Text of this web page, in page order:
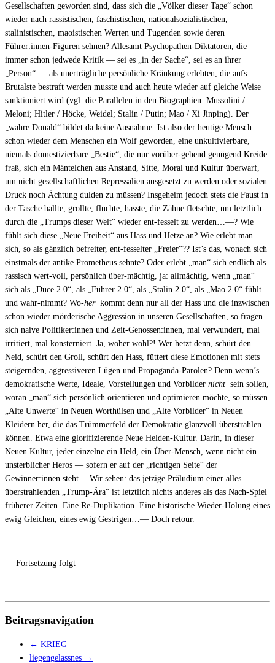
Gesellschaften geworden sind, dass sich die „Völker dieser Tage“ schon
wieder nach rassistischen, faschistischen, nationalsozialistischen,
stalinistischen, maoistischen Werten und Tugenden sowie deren
Führer:innen-Figuren sehnen? Allesamt Psychopathen-Diktatoren, die
immer schon jedwede Kritik — sei es „in der Sache“, sei es an ihrer
„Person“ — als unerträgliche persönliche Kränkung erlebten, die aufs
Brutalste bestraft werden musste und auch heute wieder auf gleiche Weise
sanktioniert wird (vgl. die Parallelen in den Biographien: Mussolini /
Meloni; Hitler / Höcke, Weidel; Stalin / Putin; Mao / Xi Jinping). Der
„wahre Donald“ bildet da keine Ausnahme. Ist also der heutige Mensch
schon wieder dem Menschen ein Wolf geworden, eine unkultivierbare,
niemals domestizierbare „Bestie“, die nur vorüber-gehend genügend Kreide
fraß, sich ein Mäntelchen aus Anstand, Sitte, Moral und Kultur überwarf,
um nicht gesellschaftlichen Repressalien ausgesetzt zu werden oder sozialen
Druck noch Ächtung dulden zu müssen? Insgeheim jedoch stets die Faust in
der Tasche ballte, grollte, fluchte, hasste, die Zähne fletschte, um letztlich
durch die „Trumps dieser Welt“ wieder ent-fesselt zu werden…—? Wie
fühlt sich diese „Neue Freiheit“ aus Hass und Hetze an? Wie erlebt man
sich, so als gänzlich befreiter, ent-fesselter „Freier“?? Ist’s das, wonach sich
einstmals der antike Prometheus sehnte? Oder erlebt „man“ sich endlich als
rassisch wert-voll, persönlich über-mächtig, ja: allmächtig, wenn „man“
sich als „Duce 2.0“, als „Führer 2.0“, als „Stalin 2.0“, als „Mao 2.0“ fühlt
und wahr-nimmt? Wo-herkommt denn nur all der Hass und die inzwischen
schon wieder mörderische Aggression in unseren Gesellschaften, so fragen
sich naive Politiker:innen und Zeit-Genossen:innen, mal verwundert, mal
irritiert, mal konsterniert. Ja, woher wohl?! Wer hetzt denn, schürt den
Neid, schürt den Groll, schürt den Hass, füttert diese Emotionen mit stets
steigernden, aggressiveren Lügen und Propaganda-Parolen? Denn wenn’s
demokratische Werte, Ideale, Vorstellungen und Vorbilder nicht sein sollen,
woran „man“ sich persönlich orientieren und optimieren möchte, so müssen
„Alte Unwerte“ in Neuen Worthülsen und „Alte Vorbilder“ in Neuen
Kleidern her, die das Trümmerfeld der Demokratie glanzvoll überstrahlen
können. Etwa eine glorifizierende Neue Helden-Kultur. Darin, in dieser
Neuen Kultur, jeder einzelne ein Held, ein Über-Mensch, wenn nicht ein
unsterblicher Heros — sofern er auf der „richtigen Seite“ der
Gewinner:innen steht… Wir sehen: das jetzige Präludium einer alles
überstrahlenden „Trump-Ära“ ist letztlich nichts anderes als das Nach-Spiel
früherer Zeiten. Eine Re-Duplikation. Eine historische Wieder-Holung eines
ewig Gleichen, eines ewig Gestrigen…— Doch retour.
— Fortsetzung folgt —
Beitragsnavigation
← KRIEG
liegengelassnes →